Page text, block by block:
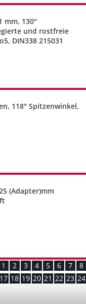
mm, 130°
und rostfreie
DIN338 215031
118° Spitzenwinkel,
(Adapter)mm
1 2 3 4 5 6 7 8
17 18 19 20 21 22 23 24